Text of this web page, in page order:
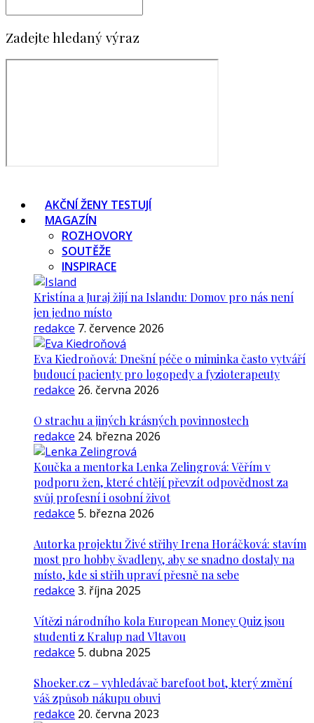
Zadejte hledaný výraz
AKČNÍ ŽENY TESTUJÍ
MAGAZÍN
ROZHOVORY
SOUTĚŽE
INSPIRACE
Kristína a Juraj žijí na Islandu: Domov pro nás není
jen jedno místo
redakce 7. července 2026
Eva Kiedroňová: Dnešní péče o miminka často vytváří
budoucí pacienty pro logopedy a fyzioterapeuty
redakce 26. června 2026
O strachu a jiných krásných povinnostech
redakce 24. března 2026
Koučka a mentorka Lenka Zelingrová: Věřím v
podporu žen, které chtějí převzít odpovědnost za
svůj profesní i osobní život
redakce 5. března 2026
Autorka projektu Živé střihy Irena Horáčková: stavím
most pro hobby švadleny, aby se snadno dostaly na
místo, kde si střih upraví přesně na sebe
redakce 3. října 2025
Vítězi národního kola European Money Quiz jsou
studenti z Kralup nad Vltavou
redakce 5. dubna 2025
Shoeker.cz – vyhledávač barefoot bot, který změní
váš způsob nákupu obuvi
redakce 20. června 2023